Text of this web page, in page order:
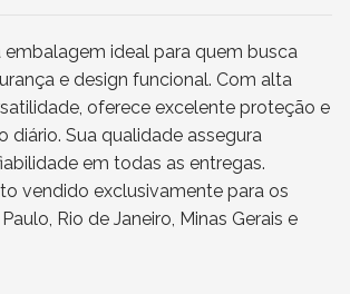
embalagem ideal para quem busca
e design funcional. Com alta
oferece excelente proteção e
diário. Sua qualidade assegura
em todas as entregas.
vendido exclusivamente para os
Rio de Janeiro, Minas Gerais e